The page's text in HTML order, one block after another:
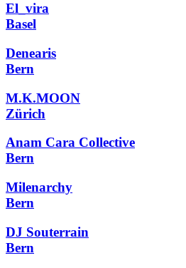
El_vira
Basel
Denearis
Bern
M.K.MOON
Zürich
Anam Cara Collective
Bern
Milenarchy
Bern
DJ Souterrain
Bern